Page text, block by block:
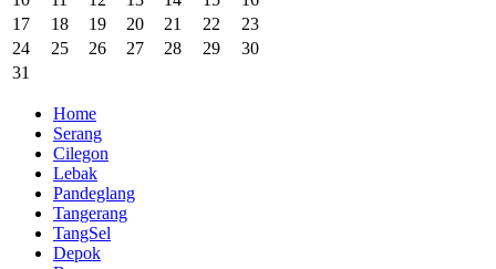
17
18 19 20 21 22
23
24
25 26 27 28 29
30
31
Home
Serang
Cilegon
Lebak
Pandeglang
Tangerang
TangSel
Depok